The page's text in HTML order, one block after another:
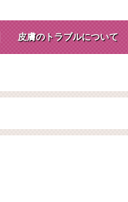
皮膚のトラブルについて